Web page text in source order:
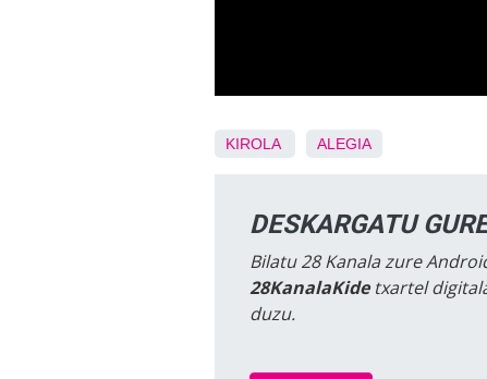
KIROLA ALEGIA
DESKARGATU
Bilatu 28 Kanala zure
28KanalaKidetxartel
duzu.